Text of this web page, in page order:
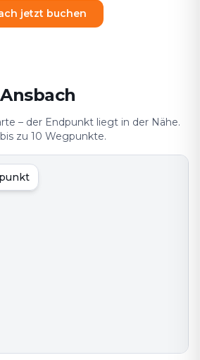
jetzt buchen
– der Endpunkt liegt in der Nähe.
zu 10 Wegpunkte.